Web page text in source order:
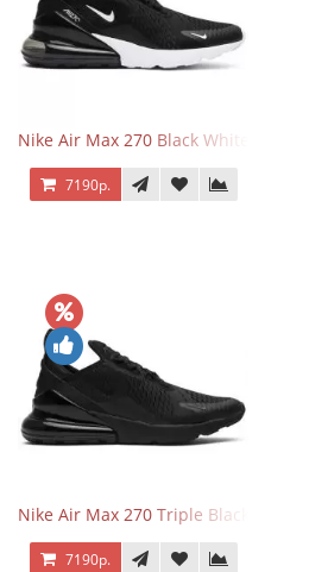
Nike Air Max 270 Black White
7190р.
Nike Air Max 270 Triple Black
7190р.